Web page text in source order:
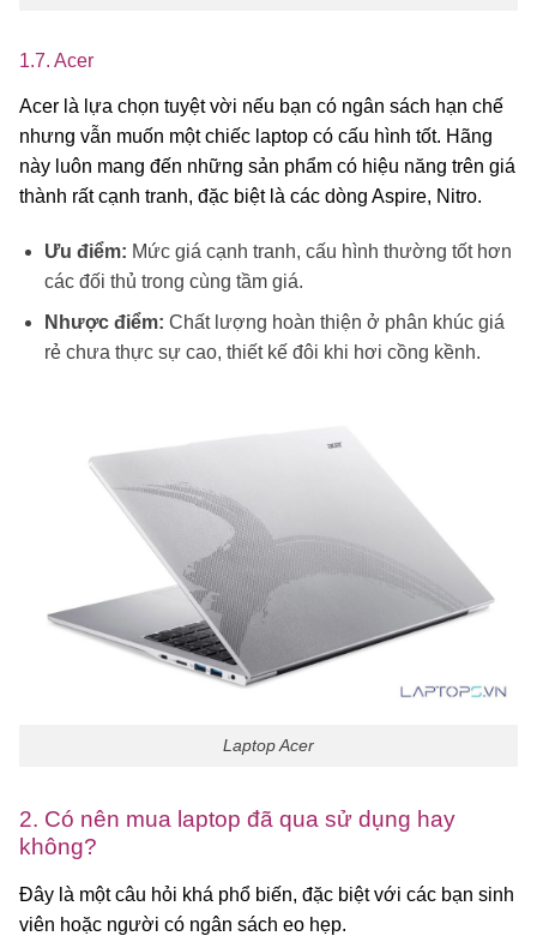
1.7. Acer
Acer là lựa chọn tuyệt vời nếu bạn có ngân sách hạn chế
nhưng vẫn muốn một chiếc laptop có cấu hình tốt. Hãng
này luôn mang đến những sản phẩm có hiệu năng trên giá
thành rất cạnh tranh, đặc biệt là các dòng Aspire, Nitro.
Ưu điểm: Mức giá cạnh tranh, cấu hình thường tốt hơn
các đối thủ trong cùng tầm giá.
Nhược điểm: Chất lượng hoàn thiện ở phân khúc giá
rẻ chưa thực sự cao, thiết kế đôi khi hơi cồng kềnh.
Laptop Acer
2. Có nên mua laptop đã qua sử dụng hay
không?
Đây là một câu hỏi khá phổ biến, đặc biệt với các bạn sinh
viên hoặc người có ngân sách eo hẹp.